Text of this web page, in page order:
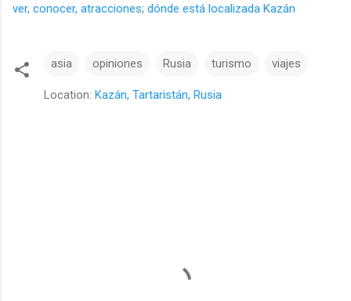
ver, conocer, atracciones; dónde está localizada Kazán
asia opiniones Rusia turismo viajes
Location: Kazán, Tartaristán, Rusia